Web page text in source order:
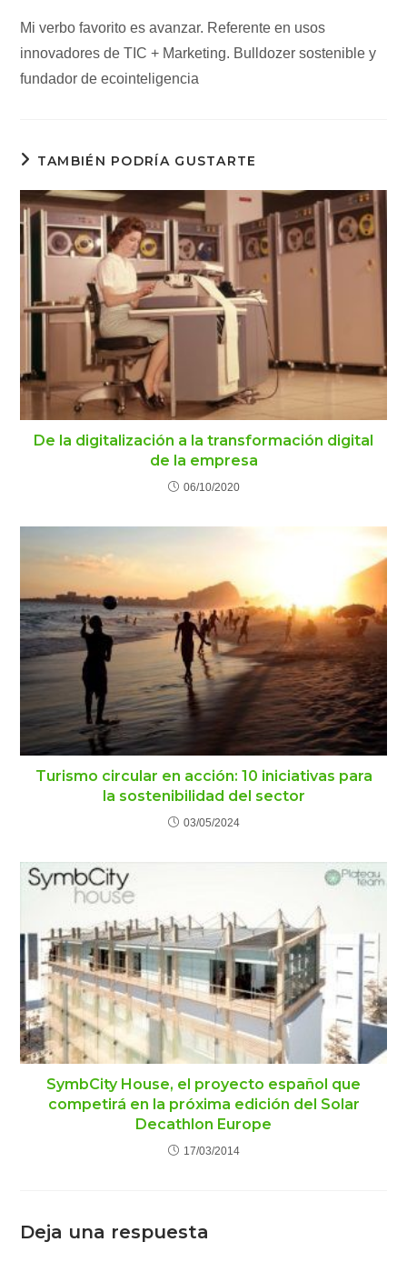
Mi verbo favorito es avanzar. Referente en usos
innovadores de TIC + Marketing. Bulldozer sostenible y
fundador de ecointeligencia
TAMBIÉN PODRÍA GUSTARTE
De la digitalización a la transformación digital
de la empresa
06/10/2020
Turismo circular en acción: 10 iniciativas para
la sostenibilidad del sector
03/05/2024
SymbCity House, el proyecto español que
competirá en la próxima edición del Solar
Decathlon Europe
17/03/2014
Deja una respuesta